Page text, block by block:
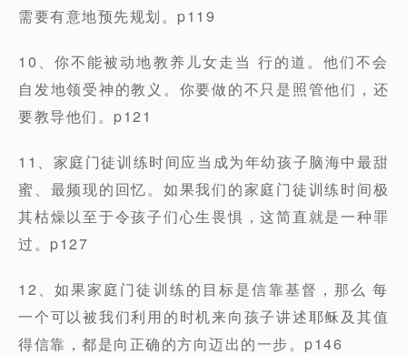
需要有意地预先规划。p119
10、你不能被动地教养儿女走当 行的道。他们不会
自发地领受神的教义。你要做的不只是照管他们，还
要教导他们。p121
11、家庭门徒训练时间应当成为年幼孩子脑海中最甜
蜜、最频现的回忆。如果我们的家庭门徒训练时间极
其枯燥以至于令孩子们心生畏惧，这简直就是一种罪
过。p127
12、如果家庭门徒训练的目标是信靠基督，那么 每
一个可以被我们利用的时机来向孩子讲述耶稣及其值
得信靠，都是向正确的方向迈出的一步。p146